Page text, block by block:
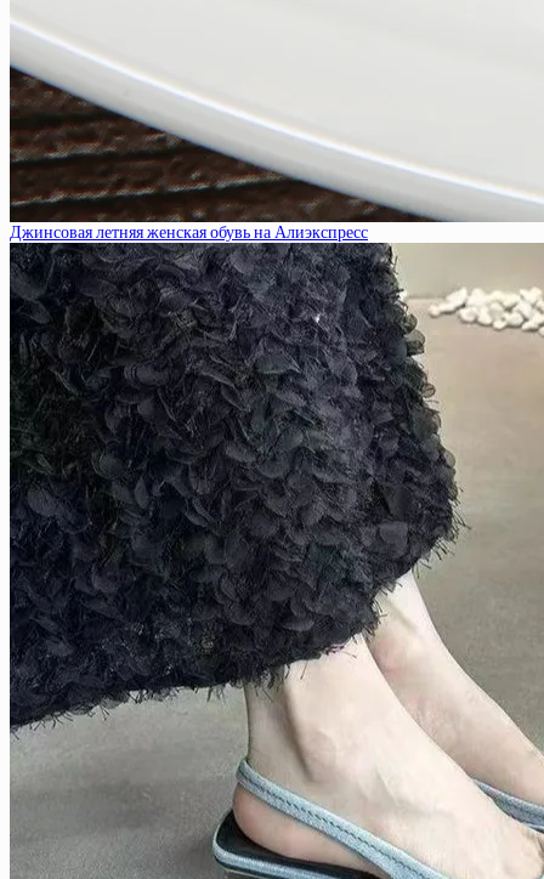
Джинсовая летняя женская обувь на Алиэкспресс